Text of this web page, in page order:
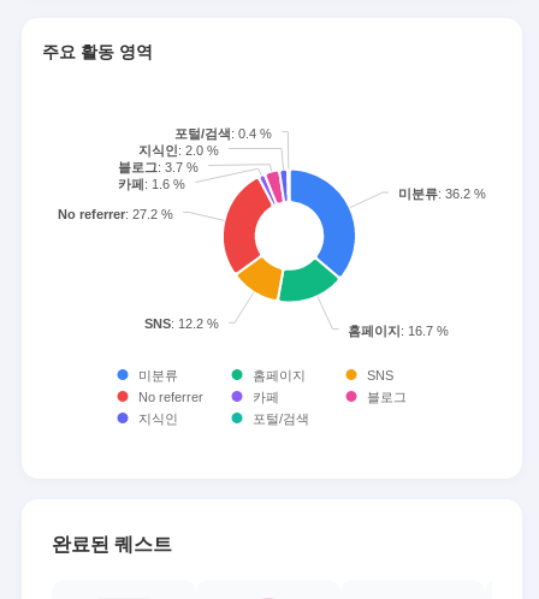
주요 활동 영역
완료된 퀘스트